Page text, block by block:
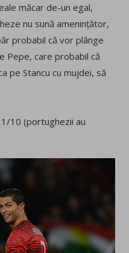
măcar de-un egal,
nu sună amenințător,
probabil că vor plânge
Pepe, care probabil că
pe Stancu cu mujdei, să
1/10 (portughezii au